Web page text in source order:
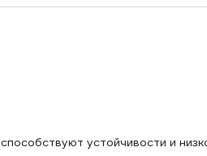
устойчивости и